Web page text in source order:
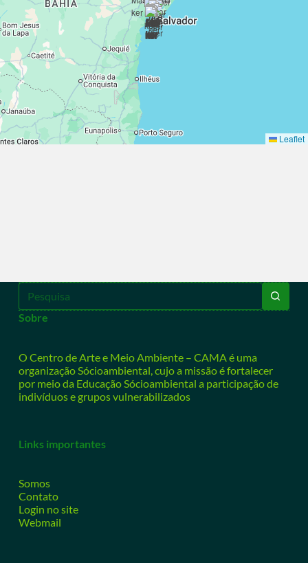
Leaflet
Sobre
O Centro de Arte e Meio Ambiente – CAMA é uma
organização Sócioambiental, cujo a missão é fortalecer
por meio da Educação Sócioambiental a participação de
indivíduos e grupos vulnerabilizados
Links importantes
Somos
Contato
Login no site
Webmail